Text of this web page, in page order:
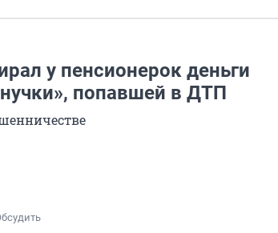
у пенсионерок деньги
попавшей в ДТП